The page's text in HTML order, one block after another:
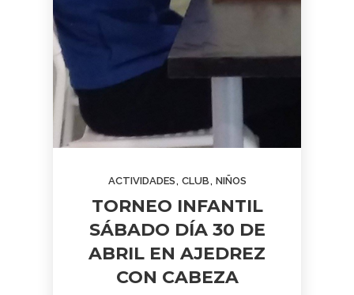
4
COMUNIDAD
AJEDREZ
CON
CABEZA.
BUEN
VERANO Y
29
2026
ARMAGGEDÓN
AJEDREZ CON
CABEZA – 4 DE
JULIO
¡AJEDREZ EN
CHAMBERÍ!
2
2026
A MIRAR
EL ARTE:
MADRID
EN LA
SEGUNDA
MITAD DEL
1
2026
11
2026
ACTIVIDADES, CLUB, NIÑOS
TORNEO INFANTIL
SÁBADO DÍA 30 DE
ABRIL EN AJEDREZ
CON CABEZA